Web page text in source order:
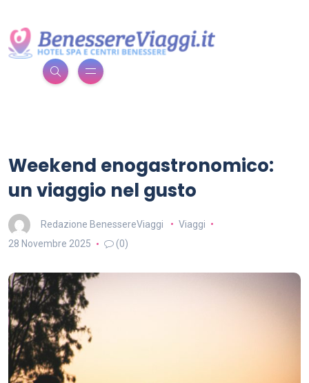
Weekend enogastronomico:
un viaggio nel gusto
Redazione BenessereViaggi
Viaggi
28 Novembre 2025
(0)